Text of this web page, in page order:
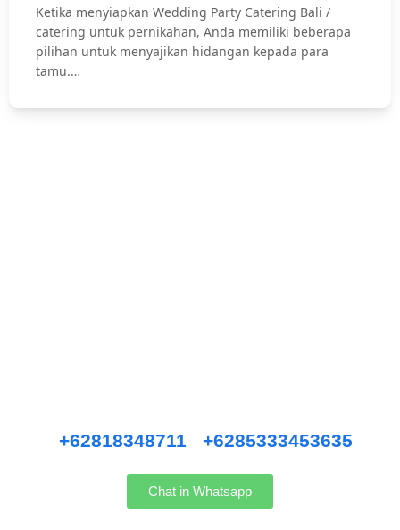
Ketika menyiapkan Wedding Party Catering Bali /
catering untuk pernikahan, Anda memiliki beberapa
pilihan untuk menyajikan hidangan kepada para
tamu.…
+62818348711 +6285333453635
Chat in Whatsapp